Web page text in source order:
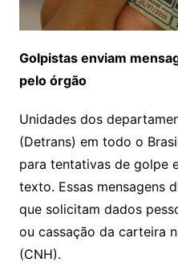
Golpistas enviam
pelo órgão
Unidades dos
(Detrans) em todo o
para tentativas de golpe
texto. Essas mensagens
que solicitam dados
ou cassação da carteira
(CNH).